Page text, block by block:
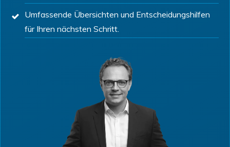
Umfassende Übersichten und Entscheidungshilfen
für Ihren nächsten Schritt.